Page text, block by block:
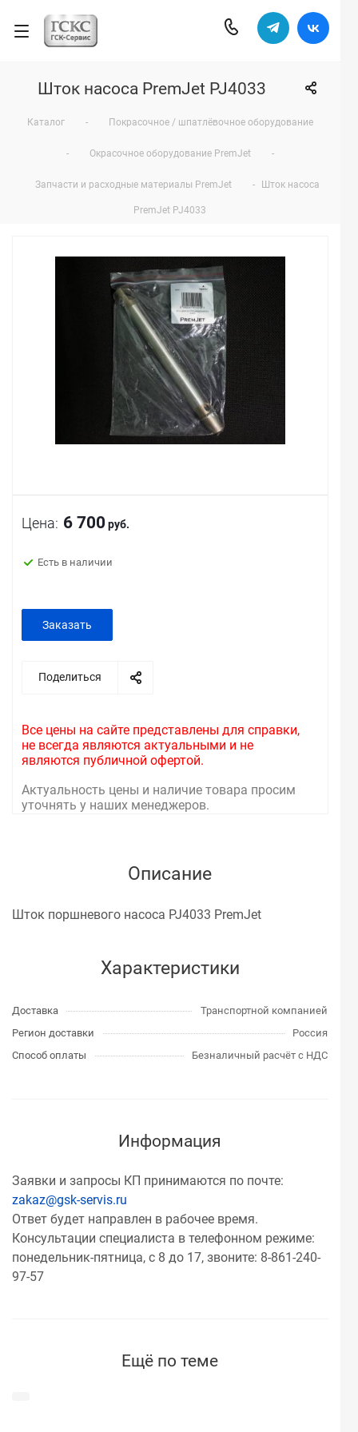
Шток насоса PremJet PJ4033
Каталог - Покрасочное / шпатлёвочное оборудование
- Окрасочное оборудование PremJet -
Запчасти и расходные материалы PremJet - Шток насоса
PremJet PJ4033
Цена: 6 700 руб.
Есть в наличии
Заказать
Поделиться
Все цены на сайте представлены для справки,
не всегда являются актуальными и не
являются публичной офертой.
Актуальность цены и наличие товара просим
уточнять у наших менеджеров.
Описание
Шток поршневого насоса PJ4033 PremJet
Характеристики
Доставка
Транспортной компанией
Регион доставки
Россия
Способ оплаты
Безналичный расчёт с НДС
Информация
Заявки и запросы КП принимаются по почте:
zakaz@gsk-servis.ru
Ответ будет направлен в рабочее время.
Консультации специалиста в телефонном режиме:
понедельник-пятница, с 8 до 17, звоните: 8-861-240-
97-57
Ещё по теме